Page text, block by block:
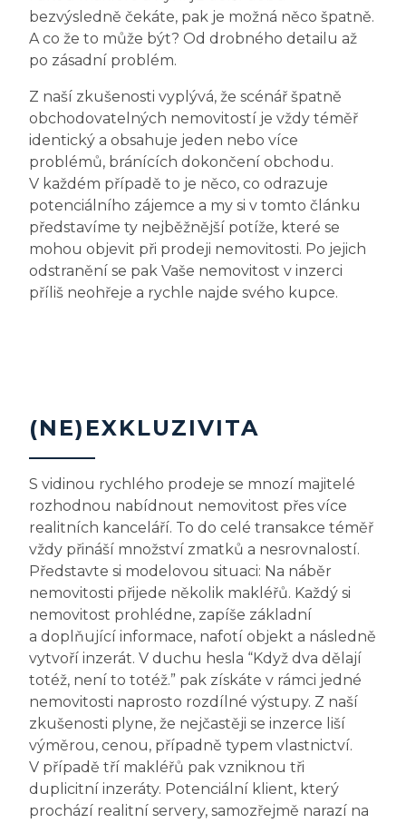
bezvýsledně čekáte, pak je možná něco špatně.
A co že to může být? Od drobného detailu až
po zásadní problém.
Z naší zkušenosti vyplývá, že scénář špatně
obchodovatelných nemovitostí je vždy téměř
identický a obsahuje jeden nebo více
problémů, bránících dokončení obchodu.
V každém případě to je něco, co odrazuje
potenciálního zájemce a my si v tomto článku
představíme ty nejběžnější potíže, které se
mohou objevit při prodeji nemovitosti. Po jejich
odstranění se pak Vaše nemovitost v inzerci
příliš neohřeje a rychle najde svého kupce.
(NE)EXKLUZIVITA
S vidinou rychlého prodeje se mnozí majitelé
rozhodnou nabídnout nemovitost přes více
realitních kanceláří. To do celé transakce téměř
vždy přináší množství zmatků a nesrovnalostí.
Představte si modelovou situaci: Na náběr
nemovitosti přijede několik makléřů. Každý si
nemovitost prohlédne, zapíše základní
a doplňující informace, nafotí objekt a následně
vytvoří inzerát. V duchu hesla “Když dva dělají
totéž, není to totéž.” pak získáte v rámci jedné
nemovitosti naprosto rozdílné výstupy. Z naší
zkušenosti plyne, že nejčastěji se inzerce liší
výměrou, cenou, případně typem vlastnictví.
V případě tří makléřů pak vzniknou tři
duplicitní inzeráty. Potenciální klient, který
prochází realitní servery, samozřejmě narazí na